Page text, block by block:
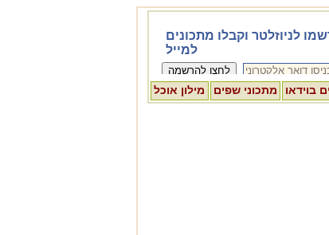
בוידאו מתכוני שפים מילון אוכל